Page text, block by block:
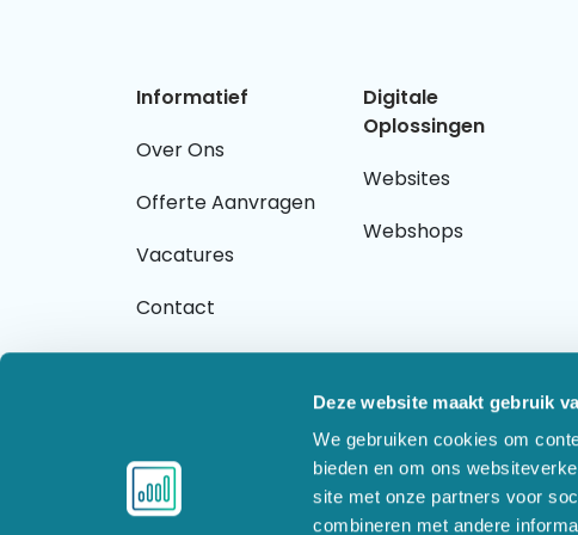
Deze website maakt gebruik
We gebruiken cookies om
bieden en om ons
site met onze partners voor
combineren met andere
Informatief
Over Ons
Offerte Aanvragen
Vacatures
Contact
Digitale
Oplossingen
Websites
Webshops